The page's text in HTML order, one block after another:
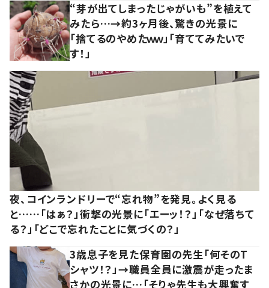
“芽が出てしまったじゃがいも”を植えて
みたら…→約3ヶ月後、驚きの光景に
「捨てるのやめたｗｗ」「育ててみたいで
す！」
夜、コインランドリーで“忘れ物”を発見。よく見る
と……「はぁ？」衝撃の光景に「エーッ！？」「なぜ落ちて
る？」「どこで忘れたことに気づくの？」
3歳息子を見た保育園の先生「何そのT
シャツ！？」→職員全員に激震が走ったま
さかの光景に…「そりゃ先生も大興奮す